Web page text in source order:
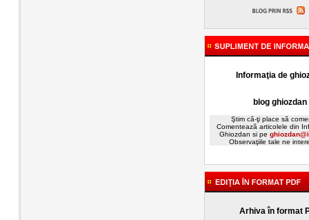
Informaţia de
blog ghiozdan
Ştim că-ţi place să
Comentează articolele din
Ghiozdan si pe
Observaţiile tale ne
Arhiva în format